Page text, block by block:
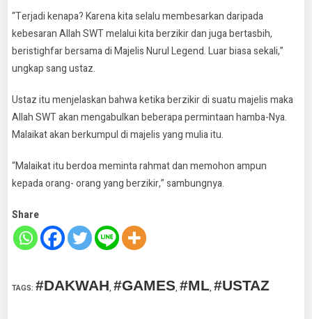
“Terjadi kenapa? Karena kita selalu membesarkan daripada
kebesaran Allah SWT melalui kita berzikir dan juga bertasbih,
beristighfar bersama di Majelis Nurul Legend. Luar biasa sekali,”
ungkap sang ustaz.
Ustaz itu menjelaskan bahwa ketika berzikir di suatu majelis maka
Allah SWT akan mengabulkan beberapa permintaan hamba-Nya.
Malaikat akan berkumpul di majelis yang mulia itu.
“Malaikat itu berdoa meminta rahmat dan memohon ampun
kepada orang- orang yang berzikir,” sambungnya.
Share
TAGS:#DAKWAH, #GAMES, #ML, #USTAZ